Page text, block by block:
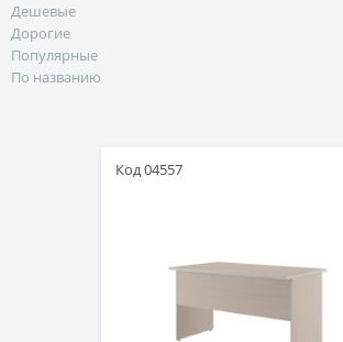
Дешевые
Дорогие
Популярные
По названию
Код 04557